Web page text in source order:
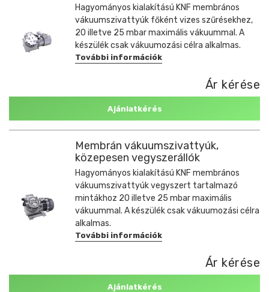
Hagyományos kialakítású KNF membrános
vákuumszivattyúk főként vizes szűrésekhez,
20 illetve 25 mbar maximális vákuummal. A
készülék csak vákuumozási célra alkalmas.
További információk
Ár kérése
Ajánlatkérés
Membrán vákuumszivattyúk,
közepesen vegyszerállók
Hagyományos kialakítású KNF membrános
vákuumszivattyúk vegyszert tartalmazó
mintákhoz 20 illetve 25 mbar maximális
vákuummal. A készülék csak vákuumozási célra
alkalmas.
További információk
Ár kérése
Ajánlatkérés